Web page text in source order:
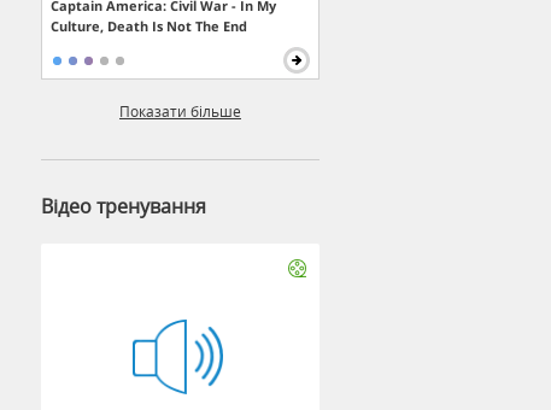
Captain America: Civil War - In My
Culture, Death Is Not The End
Показати більше
Відео тренування